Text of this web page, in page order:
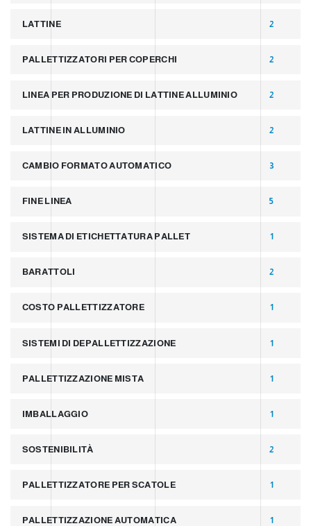
LATTINE 2
PALLETTIZZATORI PER COPERCHI 2
LINEA PER PRODUZIONE DI LATTINE ALLUMINIO 2
LATTINE IN ALLUMINIO 2
CAMBIO FORMATO AUTOMATICO 3
FINE LINEA 5
SISTEMA DI ETICHETTATURA PALLET 1
BARATTOLI 2
COSTO PALLETTIZZATORE 1
SISTEMI DI DEPALLETTIZZAZIONE 1
PALLETTIZZAZIONE MISTA 1
IMBALLAGGIO 1
SOSTENIBILITÀ 2
PALLETTIZZATORE PER SCATOLE 1
PALLETTIZZAZIONE AUTOMATICA 1